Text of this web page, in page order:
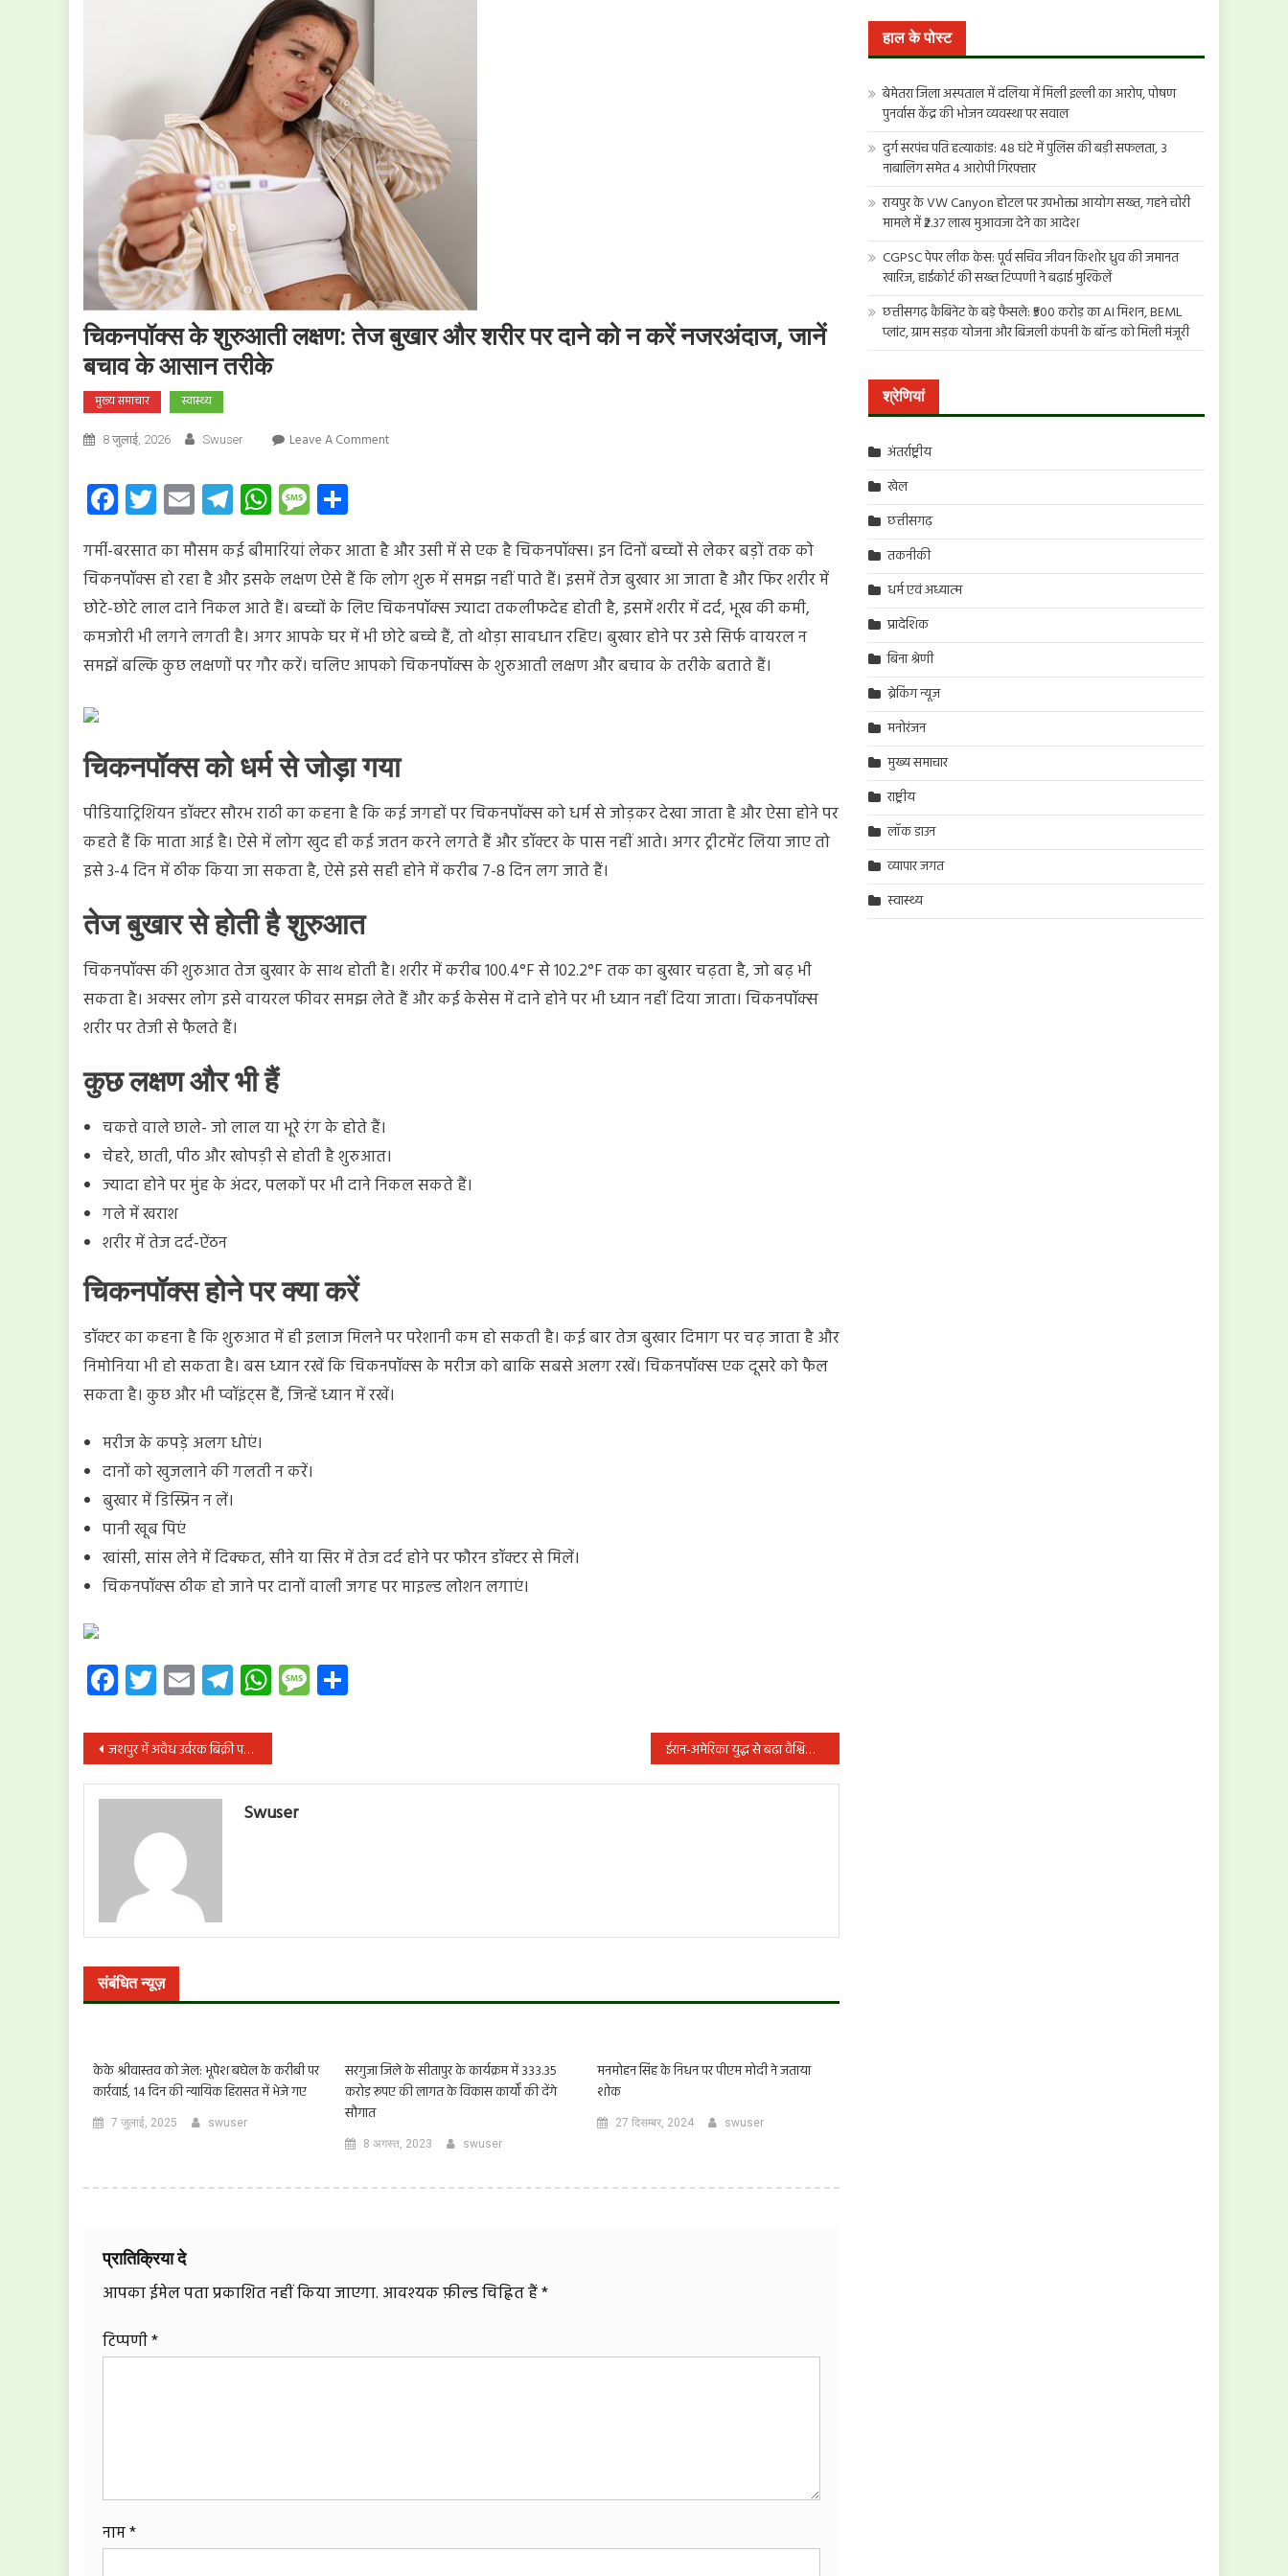
चिकनपॉक्स के शुरुआती लक्षण: तेज बुखार और शरीर पर दाने को न करें नजरअंदाज, जानें
बचाव के आसान तरीके
मुख्य समाचार स्वास्थ्य
8 जुलाई, 2026 Swuser Leave A CommentOn
तेज
बुखार
शरीर
पर
दाने
जानें
के
आसान
तरीके
Facebook
Twitter
EmailTelegram
WhatsApp
Message
गर्मी-बरसात का मौसम कई बीमारियां लेकर आता है और उसी में से एक है चिकनपॉक्स। इन दिनों बच्चों से लेकर बड़ों तक को
चिकनपॉक्स हो रहा है और इसके लक्षण ऐसे हैं कि लोग शुरू में समझ नहीं पाते हैं। इसमें तेज बुखार आ जाता है और फिर शरीर में
छोटे-छोटे लाल दाने निकल आते हैं। बच्चों के लिए चिकनपॉक्स ज्यादा तकलीफदेह होती है, इसमें शरीर में दर्द, भूख की कमी,
कमजोरी भी लगने लगती है। अगर आपके घर में भी छोटे बच्चे हैं, तो थोड़ा सावधान रहिए। बुखार होने पर उसे सिर्फ वायरल न
समझें बल्कि कुछ लक्षणों पर गौर करें। चलिए आपको चिकनपॉक्स के शुरुआती लक्षण और बचाव के तरीके बताते हैं।
चिकनपॉक्स को धर्म से जोड़ा गया
पीडियाट्रिशियन डॉक्टर सौरभ राठी का कहना है कि कई जगहों पर चिकनपॉक्स को धर्म से जोड़कर देखा जाता है और ऐसा होने पर
कहते हैं कि माता आई है। ऐसे में लोग खुद ही कई जतन करने लगते हैं और डॉक्टर के पास नहीं आते। अगर ट्रीटमेंट लिया जाए तो
इसे 3-4 दिन में ठीक किया जा सकता है, ऐसे इसे सही होने में करीब 7-8 दिन लग जाते हैं।
तेज बुखार से होती है शुरुआत
चिकनपॉक्स की शुरुआत तेज बुखार के साथ होती है। शरीर में करीब 100.4°F से 102.2°F तक का बुखार चढ़ता है, जो बढ़ भी
सकता है। अक्सर लोग इसे वायरल फीवर समझ लेते हैं और कई केसेस में दाने होने पर भी ध्यान नहीं दिया जाता। चिकनपॉक्स
शरीर पर तेजी से फैलते हैं।
कुछ लक्षण और भी हैं
चकत्ते वाले छाले- जो लाल या भूरे रंग के होते हैं।
चेहरे, छाती, पीठ और खोपड़ी से होती है शुरुआत।
ज्यादा होने पर मुंह के अंदर, पलकों पर भी दाने निकल सकते हैं।
गले में खराश
शरीर में तेज दर्द-ऐंठन
चिकनपॉक्स होने पर क्या करें
डॉक्टर का कहना है कि शुरुआत में ही इलाज मिलने पर परेशानी कम हो सकती है। कई बार तेज बुखार दिमाग पर चढ़ जाता है और
निमोनिया भी हो सकता है। बस ध्यान रखें कि चिकनपॉक्स के मरीज को बाकि सबसे अलग रखें। चिकनपॉक्स एक दूसरे को फैल
सकता है। कुछ और भी प्वॉइंट्स हैं, जिन्हें ध्यान में रखें।
मरीज के कपड़े अलग धोएं।
दानों को खुजलाने की गलती न करें।
बुखार में डिस्प्रिन न लें।
पानी खूब पिएं
खांसी, सांस लेने में दिक्कत, सीने या सिर में तेज दर्द होने पर फौरन डॉक्टर से मिलें।
चिकनपॉक्स ठीक हो जाने पर दानों वाली जगह पर माइल्ड लोशन लगाएं।
Facebook
Twitter
EmailTelegram
WhatsApp
Message
पोस्ट
नेविगेशन
जशपुर में अवैध उर्वरक बिक्री पर प्रशासन की बड़ी कार्रवाई, 79 बोरी खाद जब्त ईरान-अमेरिका युद्ध से बढ़ा वैश्विक तनाव, क्या फिर लौटेगी गैस-तेल की किल्लत? जानिए पूरी कहानी
Swuser
संबंधित न्यूज़
केके श्रीवास्तव को जेल: भूपेश बघेल के करीबी पर
कार्रवाई, 14 दिन की न्यायिक हिरासत में भेजे गए
7 जुलाई, 2025 swuser
सरगुजा जिले के सीतापुर के कार्यक्रम में 333.35
करोड़ रूपए की लागत के विकास कार्यों की देंगे
सौगात
8 अगस्त, 2023 swuser
मनमोहन सिंह के निधन पर पीएम मोदी ने जताया
शोक
27 दिसम्बर, 2024 swuser
प्रातिक्रिया दे
आपका ईमेल पता प्रकाशित नहीं किया जाएगा. आवश्यक फ़ील्ड चिह्नित हैं*
टिप्पणी*
नाम*
हाल के पोस्ट
बेमेतरा जिला अस्पताल में दलिया में मिली इल्ली का आरोप, पोषण
पुनर्वास केंद्र की भोजन व्यवस्था पर सवाल
दुर्ग सरपंच पति हत्याकांड: 48 घंटे में पुलिस की बड़ी सफलता, 3
नाबालिग समेत 4 आरोपी गिरफ्तार
रायपुर के VW Canyon होटल पर उपभोक्ता आयोग सख्त, गहने चोरी
मामले में ₹2.37 लाख मुआवजा देने का आदेश
CGPSC पेपर लीक केस: पूर्व सचिव जीवन किशोर ध्रुव की जमानत
खारिज, हाईकोर्ट की सख्त टिप्पणी ने बढ़ाई मुश्किलें
छत्तीसगढ़ कैबिनेट के बड़े फैसले: ₹500 करोड़ का AI मिशन, BEML
प्लांट, ग्राम सड़क योजना और बिजली कंपनी के बॉन्ड को मिली मंजूरी
श्रेणियां
अंतर्राष्ट्रीय
खेल
छत्तीसगढ़
तकनीकी
धर्म एवं अध्यात्म
प्रादेशिक
बिना श्रेणी
ब्रेकिंग न्यूज़
मनोरंजन
मुख्य समाचार
राष्ट्रीय
लॉक डाउन
व्यापार जगत
स्वास्थ्य